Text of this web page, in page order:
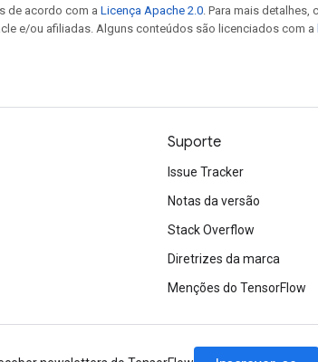
de acordo com a Licença Apache 2.0 . Para mais detalhes,
e/ou afiliadas. Alguns conteúdos são licenciados com a
Suporte
Issue Tracker
Notas da versão
Stack Overflow
Diretrizes da marca
Menções do TensorFlow